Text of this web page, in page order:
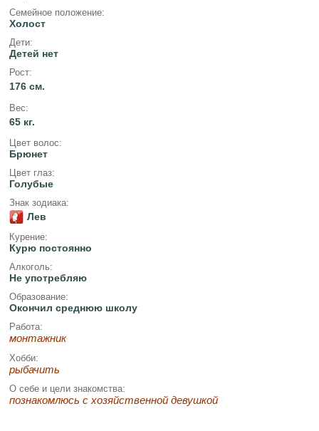
Семейное положение:
Холост
Дети:
Детей нет
Рост:
176 см.
Вес:
65 кг.
Цвет волос:
Брюнет
Цвет глаз:
Голубые
Знак зодиака:
Лев
Курение:
Курю постоянно
Алкоголь:
Не употребляю
Образование:
Окончил среднюю школу
Работа:
монтажник
Хобби:
рыбачить
О себе и цели знакомства:
познакомлюсь с хозяйственной девушкой